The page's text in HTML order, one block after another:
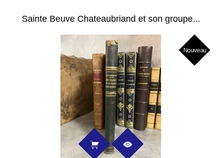
Sainte Beuve Chateaubriand et son groupe...
Nouveau